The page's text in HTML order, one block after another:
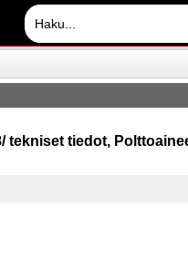
tekniset tiedot,